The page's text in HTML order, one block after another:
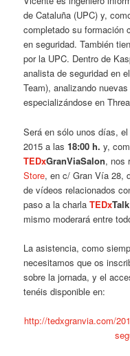
de Cataluña (UPC) y,
completado su formación
en seguridad. También
por la UPC. Dentro de
analista de seguridad en
Team), analizando
especializándose en
Será en sólo unos días,
2015 a las18:00 h. y,
TEDxGranViaSalon, nos
Store, en c/ Gran Vía 28,
de vídeos relacionados
paso a la charlaTEDxTalk
mismo moderará entre
La asistencia, como
necesitamos que os
sobre la jornada, y el
tenéis disponible en:
http://tedxgranvia.com/